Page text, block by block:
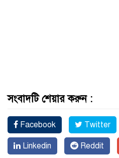
সংবাদটি শেয়ার করুন :
Facebook Twitter
Linkedin Reddit